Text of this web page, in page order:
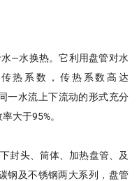
—水换热。它利用盘管对水
热系数，传热系数高达
一水流上下流动的形式充分
大于95%。
头、筒体、加热盘管、及
钢及不锈钢两大系列，盘管